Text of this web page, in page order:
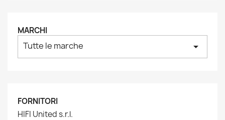
MARCHI
Tutte le marche arrow_drop_down
FORNITORI
HIFI United s.r.l.